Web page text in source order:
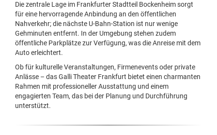
Die zentrale Lage im Frankfurter Stadtteil Bockenheim sorgt
für eine hervorragende Anbindung an den öffentlichen
Nahverkehr; die nächste U-Bahn-Station ist nur wenige
Gehminuten entfernt. In der Umgebung stehen zudem
öffentliche Parkplätze zur Verfügung, was die Anreise mit dem
Auto erleichtert.
Ob für kulturelle Veranstaltungen, Firmenevents oder private
Anlässe – das Galli Theater Frankfurt bietet einen charmanten
Rahmen mit professioneller Ausstattung und einem
engagierten Team, das bei der Planung und Durchführung
unterstützt.